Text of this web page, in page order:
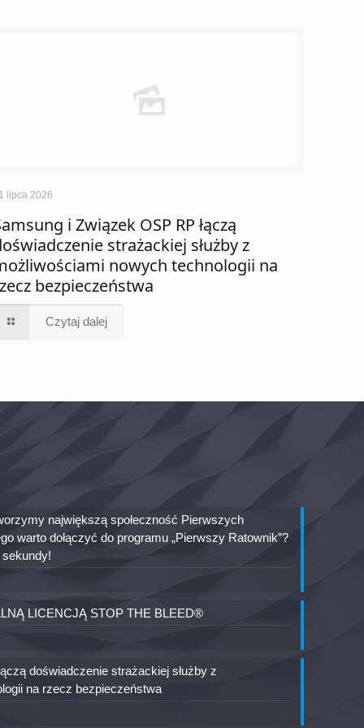
lipca 2026
i Związek OSP RP łączą
strażackiej służby z
nowych technologii na
bezpieczeństwa
Czytaj dalej
największą społeczność Pierwszych
warto dołączyć do programu „Pierwszy Ratownik”?
LICENCJĄ STOP THE BLEED®
doświadczenie strażackiej służby z
na rzecz bezpieczeństwa